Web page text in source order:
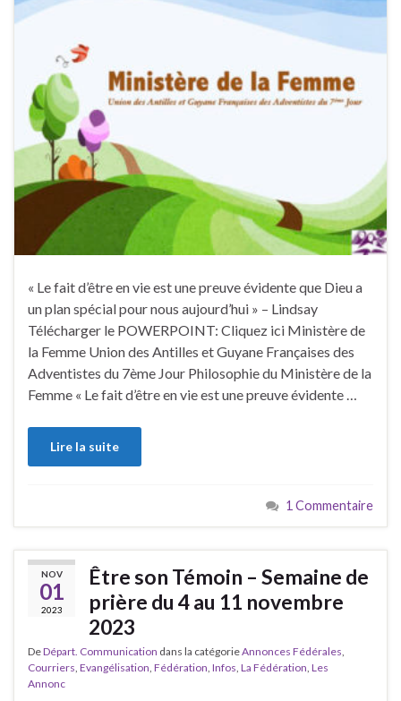
« Le fait d’être en vie est une preuve évidente que Dieu a
un plan spécial pour nous aujourd’hui » – Lindsay
Télécharger le POWERPOINT: Cliquez ici Ministère de
la Femme Union des Antilles et Guyane Françaises des
Adventistes du 7ème Jour Philosophie du Ministère de la
Femme « Le fait d’être en vie est une preuve évidente …
Lire la suite
1 Commentaire
NOV
01
2023
Être son Témoin – Semaine de
prière du 4 au 11 novembre
2023
DeDépart. Communication dans la catégorieAnnonces Fédérales
Courriers Evangélisation Fédération Infos La Fédération Les
Annonc